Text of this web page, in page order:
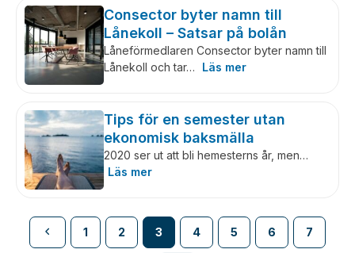
Consector byter namn till
Lånekoll – Satsar på bolån
Låneförmedlaren Consector byter namn till
Lånekoll och tar…
Läs mer
Tips för en semester utan
ekonomisk baksmälla
2020 ser ut att bli hemesterns år, men…
Läs mer
1 2 3 4 5 6 7